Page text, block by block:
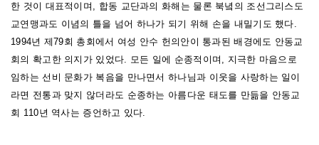
한 것이 대표적이며, 합동 교단과의 화해는 물론 북녘의 조선그리스도
교연맹과도 이념의 틀을 넘어 하나가 되기 위해 손을 내밀기도 했다.
1994년 제79회 총회에서 여성 안수 헌의안이 통과된 배경에도 안동교
회의 확고한 의지가 있었다. 모든 일에 순종적이며, 지극한 마음으로
임하는 선비 문화가 복음을 만나면서 하나님과 이웃을 사랑하는 일이
라면 전통과 맞지 않더라도 순종하는 아름다운 태도를 만듦을 안동교
회 110년 역사는 증언하고 있다.